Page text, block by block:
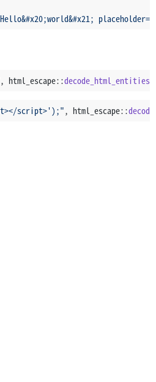
, html_escape::decode_html_entities(
script>');", html_escape::